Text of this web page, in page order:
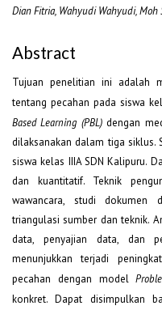
Dian Fitria, Wahyudi Wahyudi, Moh
Abstract
Tujuan penelitian ini adalah
tentang pecahan pada siswa
Based Learning (PBL)dengan
dilaksanakan dalam tiga siklus.
siswa kelas IIIA SDN Kalipuru.
dan kuantitatif. Teknik
wawancara, studi dokumen
triangulasi sumber dan teknik.
data, penyajian data, dan
menunjukkan terjadi
pecahan dengan model
konkret. Dapat disimpulkan